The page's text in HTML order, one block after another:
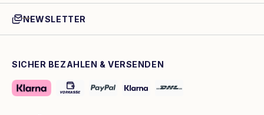
NEWSLETTER
SICHER BEZAHLEN & VERSENDEN